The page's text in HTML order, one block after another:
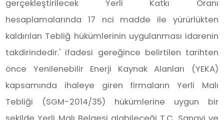
gerçekleştirilecek Yerli Katkı Oranı
hesaplamalarında 17 nci madde ile yürürlükten
kaldırılan Tebliğ hükümlerinin uygulanması idarenin
takdirindedir.' ifadesi gereğince belirtilen tarihten
önce Yenilenebilir Enerji Kaynak Alanları (YEKA)
kapsamında ihaleye giren firmaların Yerli Malı
Tebliği (SGM-2014/35) hükümlerine uygun bir